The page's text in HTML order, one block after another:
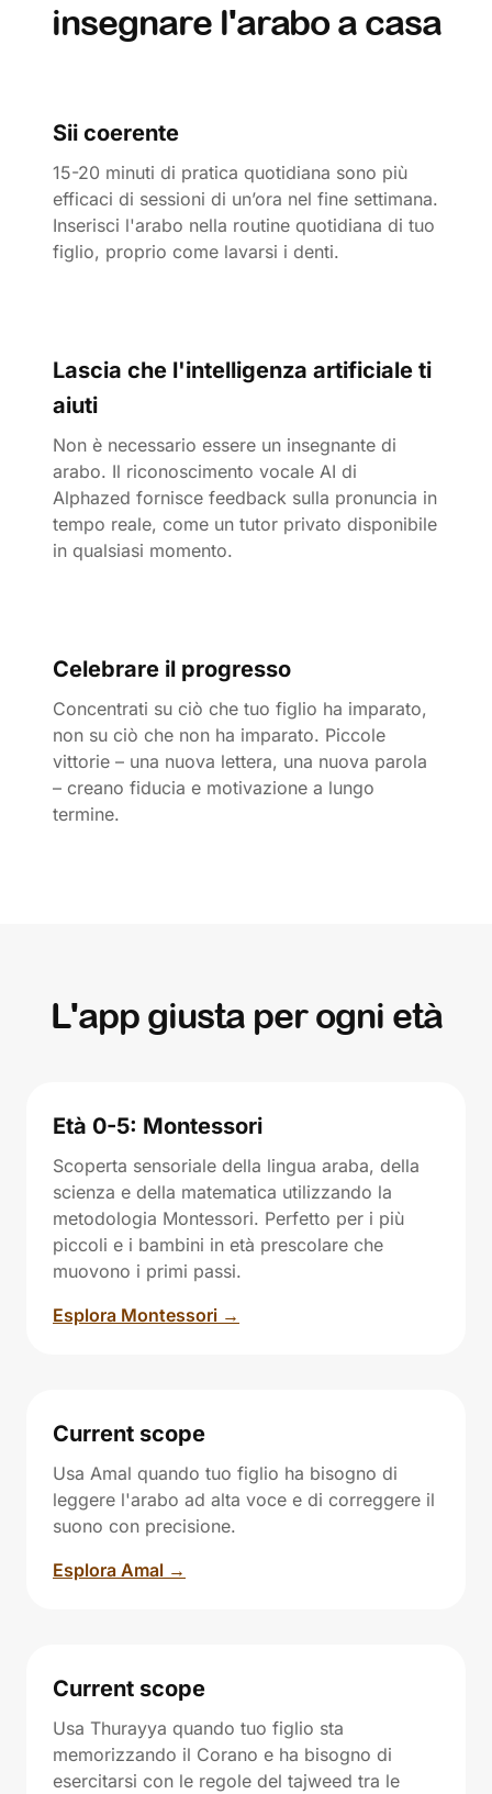
insegnare l'arabo a casa
Sii coerente
15-20 minuti di pratica quotidiana sono più
efficaci di sessioni di un’ora nel fine settimana.
Inserisci l'arabo nella routine quotidiana di tuo
figlio, proprio come lavarsi i denti.
Lascia che l'intelligenza artificiale ti
aiuti
Non è necessario essere un insegnante di
arabo. Il riconoscimento vocale AI di
Alphazed fornisce feedback sulla pronuncia in
tempo reale, come un tutor privato disponibile
in qualsiasi momento.
Celebrare il progresso
Concentrati su ciò che tuo figlio ha imparato,
non su ciò che non ha imparato. Piccole
vittorie – una nuova lettera, una nuova parola
– creano fiducia e motivazione a lungo
termine.
L'app giusta per ogni età
Età 0-5: Montessori
Scoperta sensoriale della lingua araba, della
scienza e della matematica utilizzando la
metodologia Montessori. Perfetto per i più
piccoli e i bambini in età prescolare che
muovono i primi passi.
Esplora Montessori →
Current scope
Usa Amal quando tuo figlio ha bisogno di
leggere l'arabo ad alta voce e di correggere il
suono con precisione.
Esplora Amal →
Current scope
Usa Thurayya quando tuo figlio sta
memorizzando il Corano e ha bisogno di
esercitarsi con le regole del tajweed tra le